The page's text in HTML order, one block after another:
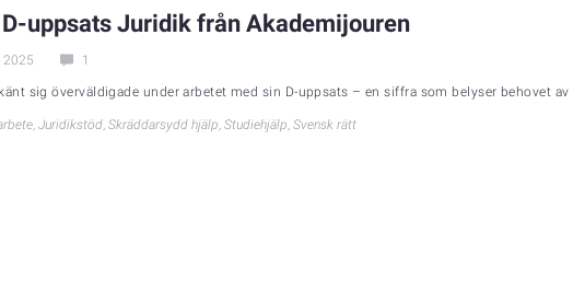
uppsats Juridik från Akademijouren
2025 1
sig överväldigade under arbetet med sin D-uppsats – en siffra som belyser behovet
, Juridikstöd, Skräddarsydd hjälp, Studiehjälp, Svensk rätt